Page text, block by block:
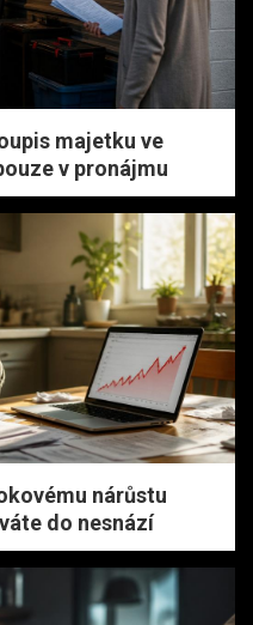
majetku ve
v pronájmu
nárůstu
do nesnází